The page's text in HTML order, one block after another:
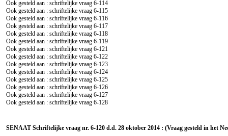
Ook gesteld aan : schriftelijke vraag 6-114
Ook gesteld aan : schriftelijke vraag 6-115
Ook gesteld aan : schriftelijke vraag 6-116
Ook gesteld aan : schriftelijke vraag 6-117
Ook gesteld aan : schriftelijke vraag 6-118
Ook gesteld aan : schriftelijke vraag 6-119
Ook gesteld aan : schriftelijke vraag 6-121
Ook gesteld aan : schriftelijke vraag 6-122
Ook gesteld aan : schriftelijke vraag 6-123
Ook gesteld aan : schriftelijke vraag 6-124
Ook gesteld aan : schriftelijke vraag 6-125
Ook gesteld aan : schriftelijke vraag 6-126
Ook gesteld aan : schriftelijke vraag 6-127
Ook gesteld aan : schriftelijke vraag 6-128
SENAAT Schriftelijke vraag nr. 6-120 d.d. 28 oktober 2014 : (Vraag gesteld in het